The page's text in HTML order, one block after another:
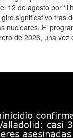
12 de agosto por
significativo tras
nucleares. El
de 2026, una vez